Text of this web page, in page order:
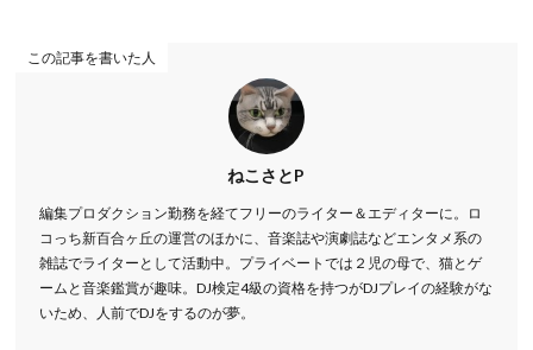
この記事を書いた人
ねこさとP
編集プロダクション勤務を経てフリーのライター＆エディターに。ロ
コっち新百合ヶ丘の運営のほかに、音楽誌や演劇誌などエンタメ系の
雑誌でライターとして活動中。プライベートでは２児の母で、猫とゲ
ームと音楽鑑賞が趣味。DJ検定4級の資格を持つがDJプレイの経験がな
いため、人前でDJをするのが夢。